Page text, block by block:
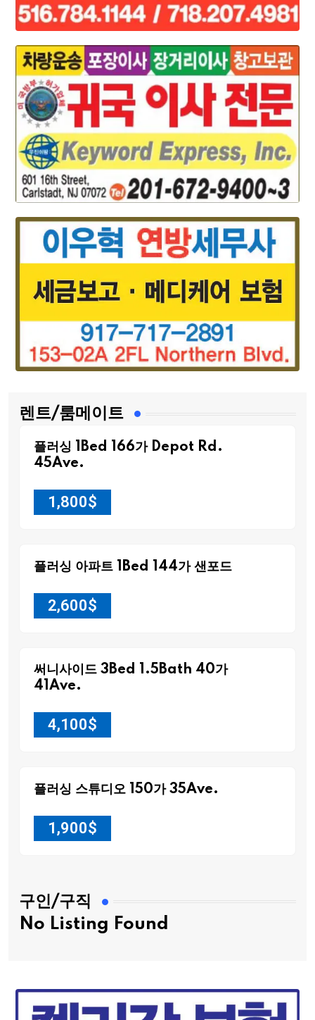
렌트/룸메이트
플러싱 1Bed 166가 Depot Rd.
45Ave.
1,800$
플러싱 아파트 1Bed 144가 샌포드
2,600$
써니사이드 3Bed 1.5Bath 40가
41Ave.
4,100$
플러싱 스튜디오 150가 35Ave.
1,900$
구인/구직
No Listing Found